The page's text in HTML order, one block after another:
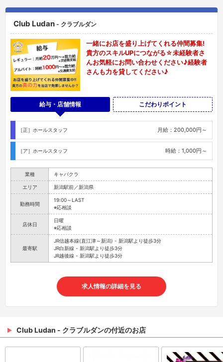
Club Ludan - クラブルダン
一緒にお店を盛り上げてくれる仲間募集!
貴方のスキルUPにつながる☆未経験者さ
んお気軽にお問い合わせください♪経験者
さんも力を貸してください♪
給与・店舗情報 こだわりポイント
［正］ホールスタッフ 月給：200,000円～
［ア］ホールスタッフ 時給：1,000円～
業種 キャバクラ
エリア 新潟駅前／新潟県
勤務時間
19:00～LAST
※応相談
店休日
日曜
※応相談
最寄駅
JR信越本線(直江津～新潟) - 新潟駅より徒歩3分
JR白新線 - 新潟駅より徒歩3分
JR越後線 - 新潟駅より徒歩3分
求人情報の詳細を見る
Club Ludan - クラブルダンの付近のお店